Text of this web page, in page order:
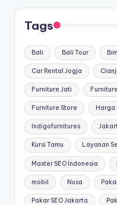
Tags
Bali Bali Tour
Car Rental Jogja
Furniture Jati
Furniture Store Harga
Indigofurnitures
Kursi Tamu Layanan
Master SEO Indonesia
mobil Nusa
Pakar SEO Jakarta